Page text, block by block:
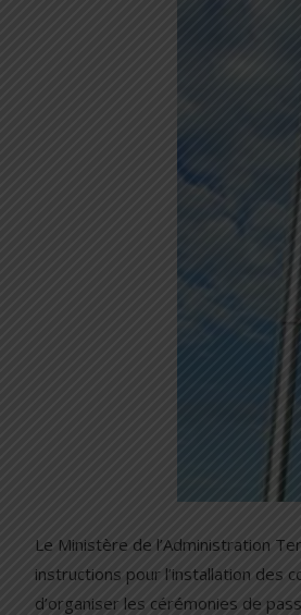
Le Ministère de l’Administration
instructions pour l’installation des
d’organiser les cérémonies de